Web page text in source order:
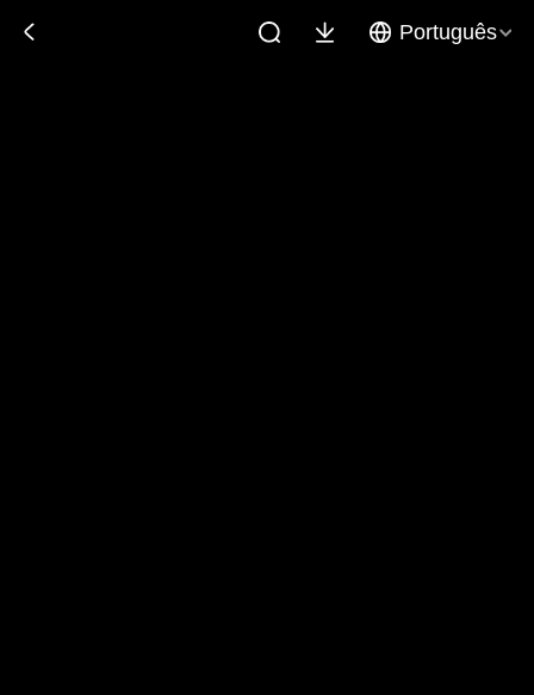
Português